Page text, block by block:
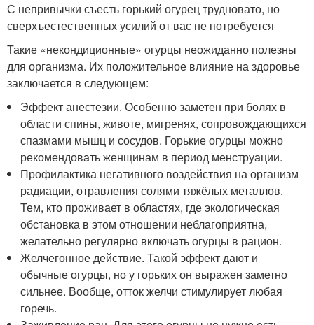
С непривычки съесть горький огурец трудновато, но
сверхъестественных усилий от вас не потребуется
Такие «некондиционные» огурцы неожиданно полезны
для организма. Их положительное влияние на здоровье
заключается в следующем:
Эффект анестезии. Особенно заметен при болях в
области спины, животе, мигренях, сопровождающихся
спазмами мышц и сосудов. Горькие огурцы можно
рекомендовать женщинам в период менструации.
Профилактика негативного воздействия на организм
радиации, отравления солями тяжёлых металлов.
Тем, кто проживает в областях, где экологическая
обстановка в этом отношении неблагоприятна,
желательно регулярно включать огурцы в рацион.
Желчегонное действие. Такой эффект дают и
обычные огурцы, но у горьких он выражен заметно
сильнее. Вообще, отток желчи стимулирует любая
горечь.